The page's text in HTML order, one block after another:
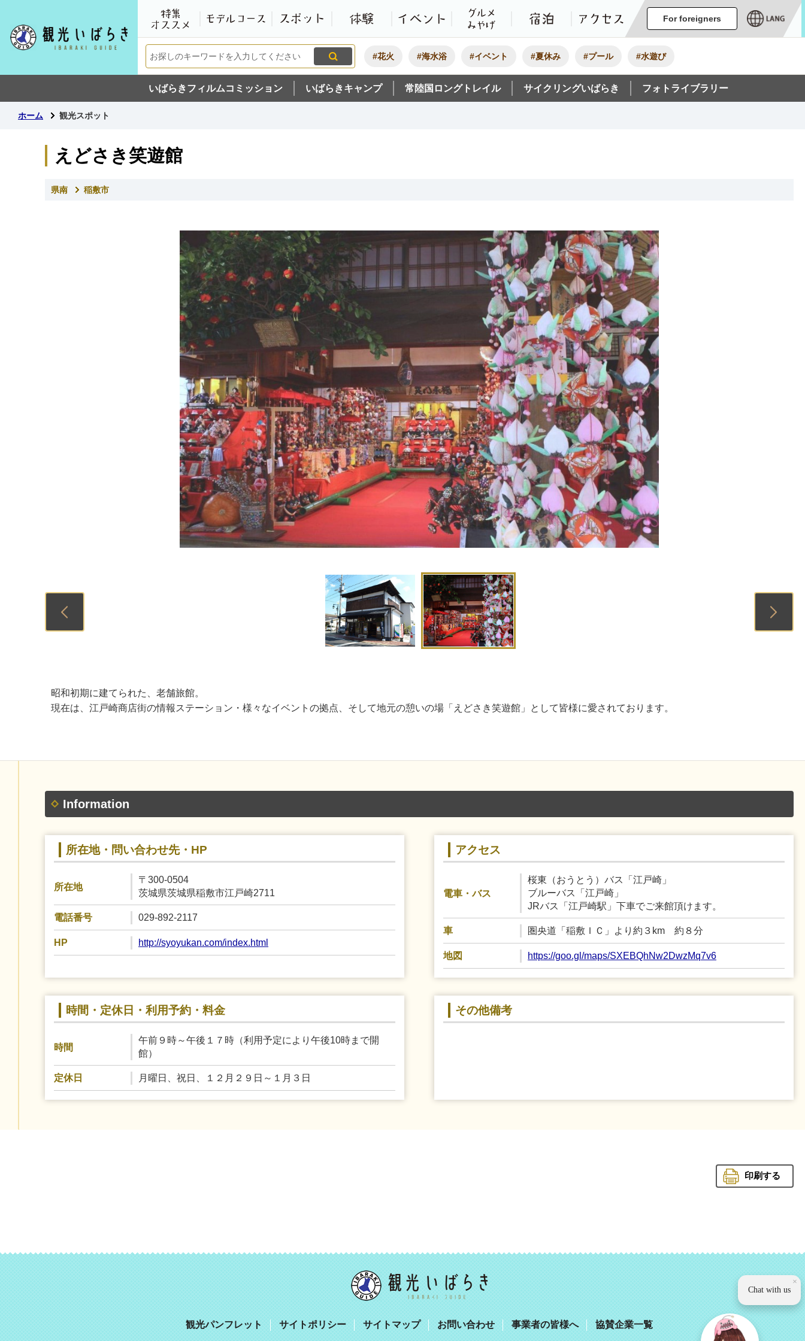
観光いばらき公式ホームページ
特集・オススメ
モデルコーススポット 体験 イベント グルメ・みやげ宿泊 アクセス
For foreigners
#花火 #海水浴 #イベント #夏休み #プール #水遊び
いばらきフィルムコミッション いばらきキャンプ 常陸国ロングトレイル サイクリングいばらき フォトライブラリー
ホーム 観光スポット
えどさき笑遊館
県南 稲敷市
昭和初期に建てられた、老舗旅館。
現在は、江戸崎商店街の情報ステーション・様々なイベントの拠点、そして地元の憩いの場「えどさき笑遊館」として皆様に愛されております。
Information
所在地・問い合わせ先・HP
所在地
〒300-0504
茨城県茨城県稲敷市江戸崎2711
電話番号 029-892-2117
HP http://syoyukan.com/index.html
アクセス
電車・バス
桜東（おうとう）バス「江戸崎」
ブルーバス「江戸崎」
JRバス「江戸崎駅」下車でご来館頂けます。
車 圏央道「稲敷ＩＣ」より約３km 約８分
地図 https://goo.gl/maps/SXEBQhNw2DwzMq7v6
時間・定休日・利用予約・料金
時間
午前９時～午後１７時（利用予定により午後10時まで開
館）
定休日 月曜日、祝日、１２月２９日～１月３日
その他備考
印刷する
観光いば
観光パンフレット サイトポリシー サイトマップ お問い合わせ 事業者の皆様へ 協賛企業一覧
×
Chat with us